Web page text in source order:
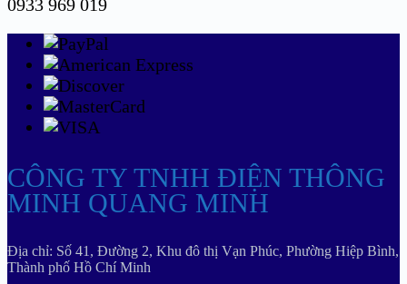
0933 969 019
CÔNG TY TNHH ĐIỆN THÔNG
MINH QUANG MINH
Địa chỉ: Số 41, Đường 2, Khu đô thị Vạn Phúc, Phường Hiệp Bình,
Thành phố Hồ Chí Minh